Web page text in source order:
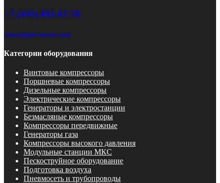
+7 (495) 492-67-70
zakaz@pnevmotex.com
Категории оборудования
Винтовые компрессоры
Поршневые компрессоры
Дизельные компрессоры
Электрические компрессоры
Генераторы и электростанции
Безмасляные компрессоры
Компрессоры передвижные
Генераторы газа
Компрессоры высокого давления
Модульные станции МКС
Пескоструйное оборудование
Подготовка воздуха
Пневмосеть и трубопроводы